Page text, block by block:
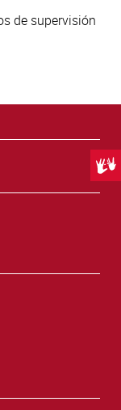
de supervisión